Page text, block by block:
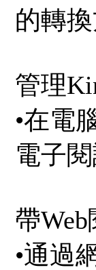
的轉換
管理
•在電
電子
帶
•通過